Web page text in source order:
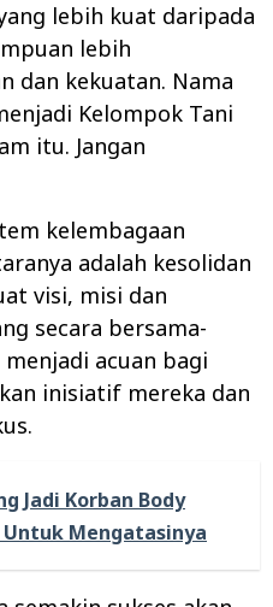
lebih kuat daripada
lebih
dan kekuatan. Nama
Kelompok Tani
itu. Jangan
kelembagaan
adalah kesolidan
visi, misi dan
secara bersama-
acuan bagi
inisiatif mereka dan
Jadi Korban Body
Untuk Mengatasinya